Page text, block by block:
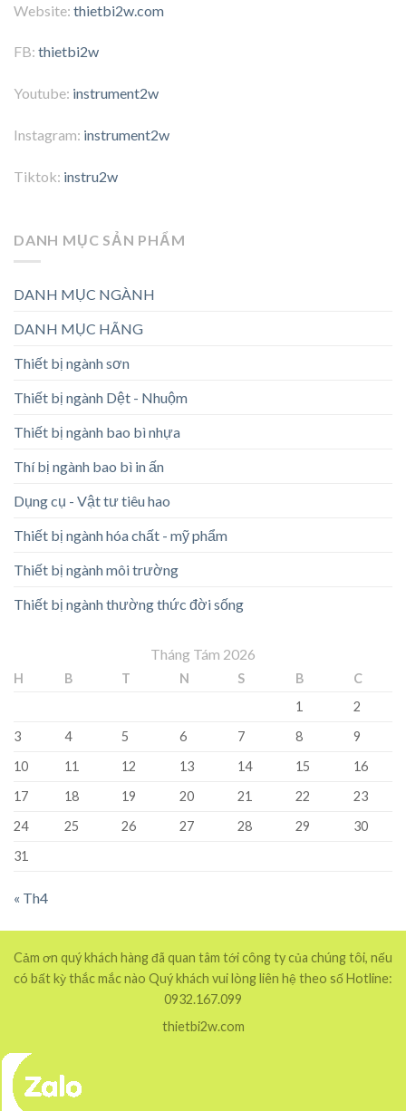
Website: thietbi2w.com
FB: thietbi2w
Youtube: instrument2w
Instagram: instrument2w
Tiktok: instru2w
DANH MỤC SẢN PHẨM
DANH MỤC NGÀNH
DANH MỤC HÃNG
Thiết bị ngành sơn
Thiết bị ngành Dệt - Nhuộm
Thiết bị ngành bao bì nhựa
Thí bị ngành bao bì in ấn
Dụng cụ - Vật tư tiêu hao
Thiết bị ngành hóa chất - mỹ phẩm
Thiết bị ngành môi trường
Thiết bị ngành thường thức đời sống
Tháng Tám 2026
H B T N S B
C
1
2
3
4 5 6 7 8
9
10
11 12 13 14 15
16
17
18 19 20 21 22
23
24
25 26 27 28 29
30
31
« Th4
Cảm ơn quý khách hàng đã quan tâm tới công ty của chúng tôi, nếu
có bất kỳ thắc mắc nào Quý khách vui lòng liên hệ theo số Hotline:
0932.167.099
thietbi2w.com